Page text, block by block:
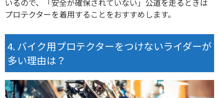
いるので、「安全が確保されていない」公道を走るときは
プロテクターを着用することをおすすめします。
バイク用プロテクターをつけないライダーが
多い理由は？